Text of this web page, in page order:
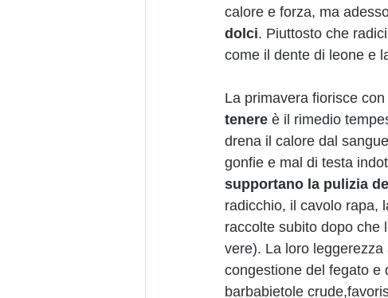
calore e forza, ma
dolci. Piuttosto che
come il dente di leone e
La primavera fiorisce
tenere è il rimedio
drena il calore dal
gonfie e mal di testa
supportano la pulizia
radicchio, il cavolo rapa,
raccolte subito dopo che
vere). La loro
congestione del fegato e
barbabietole